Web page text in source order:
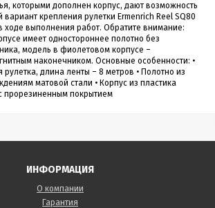
которыми дополнен корпус, дают возможность
крепления рулетки Ermenrich Reel SQ80
ходе выполнения работ. Обратите внимание:
имеет одностороннее полотно без
модель в фиолетовом корпусе –
наконечником. Основные особенности: •
длина ленты – 8 метров • Полотно из
матовой стали • Корпус из пластика
прорезиненным покрытием
ИНФОРМАЦИЯ
О компании
Гарантия